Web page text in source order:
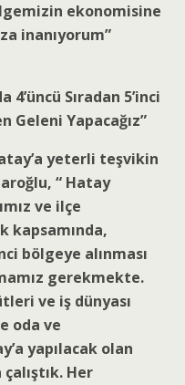
ekonomisine
inanıyorum”
4’üncü Sıradan 5’inci
Geleni Yapacağız”
yeterli teşvikin
“ Hatay
ve ilçe
bölgeye alınması
gerekmekte.
ve iş dünyası
oda ve
yapılacak olan
Her